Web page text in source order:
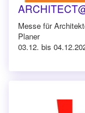
Messe für
Planer
03.12. bis